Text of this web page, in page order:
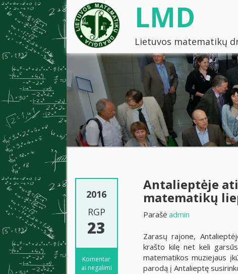
LMD
Lietuvos matematikų
2016
RGP
23
Komentar
ai negalimi
Antalieptėje
matematikų
Parašė admin
Zarasų rajone,
krašto kilę net keli
matematikos muziejaus
parodą į Antalieptę